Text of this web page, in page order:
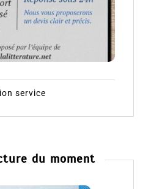
service
du moment